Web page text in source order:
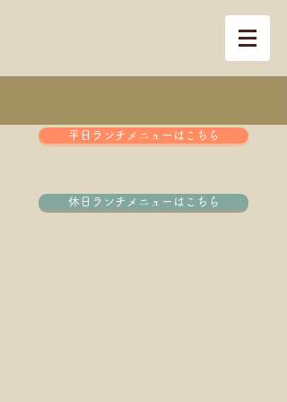
平日ランチメニューはこちら
休日ランチメニューはこちら